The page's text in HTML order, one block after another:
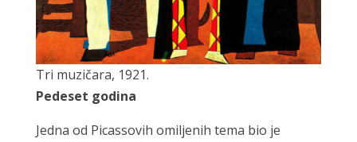
Tri muzičara, 1921.
Pedeset godina
Jedna od Picassovih omiljenih tema bio je